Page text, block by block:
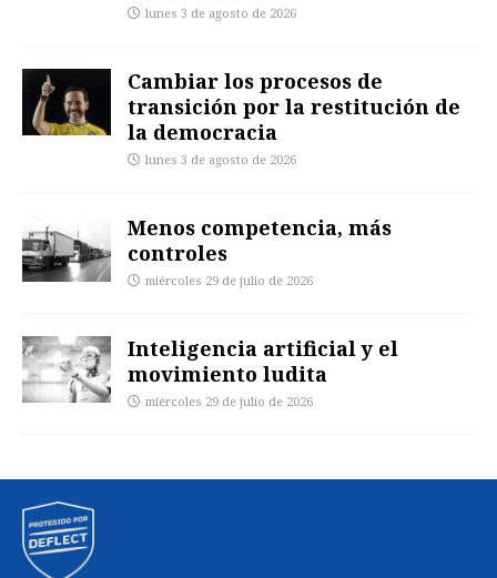
lunes 3 de agosto de 2026
Cambiar los procesos de
transición por la restitución de
la democracia
lunes 3 de agosto de 2026
Menos competencia, más
controles
miércoles 29 de julio de 2026
Inteligencia artificial y el
movimiento ludita
miércoles 29 de julio de 2026